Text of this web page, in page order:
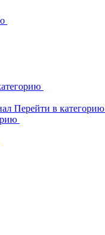
Перейти в категорию